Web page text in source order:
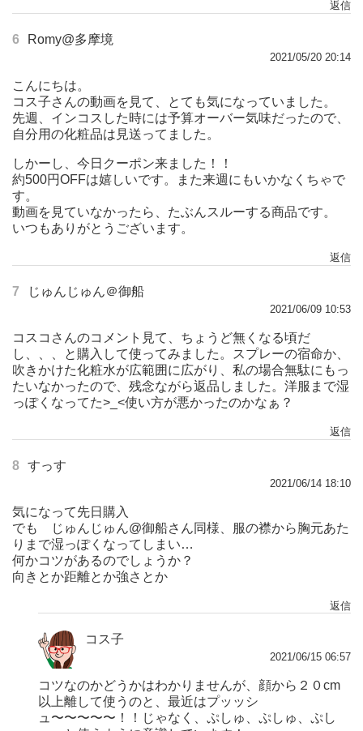
返信
6 Romy@多摩境
2021/05/20 20:14
こんにちは。
コス子さんの動画を見て、とても気になっていました。
先週、インコスした時には予算オーバー気味だったので、
自分用の化粧品は見送ってました。
しかーし、今日クーポン来ました！！
約500円OFFは嬉しいです。また来週にもいかなくちゃで
す。
動画を見ていなかったら、たぶんスルーする商品です。
いつもありがとうございます。
返信
7 じゅんじゅん＠御船
2021/06/09 10:53
コスコさんのコメント見て、ちょうど無くなる頃だ
し、、、と購入して使ってみました。スプレーの宿命か、
吹きかけた化粧水が広範囲に広がり、私の場合無駄にもっ
たいなかったので、残念ながら返品しました。洋服まで湿
っぽくなってた>_<使い方が悪かったのかなぁ？
返信
8 すっす
2021/06/14 18:10
気になって先日購入
でも じゅんじゅん@御船さん同様、服の襟から胸元あた
りまで湿っぽくなってしまい…
何かコツがあるのでしょうか？
向きとか距離とか強さとか
返信
コス子
2021/06/15 06:57
コツなのかどうかはわかりませんが、顔から２０cm
以上離して使うのと、最近はプッッシ
ュ〜〜〜〜〜！！じゃなく、ぷしゅ、ぷしゅ、ぷし